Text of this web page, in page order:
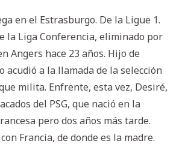
en el Estrasburgo. De la Ligue 1.
la Liga Conferencia, eliminado por
Angers hace 23 años. Hijo de
acudió a la llamada de la selección
milita. Enfrente, esta vez, Desiré,
del PSG, que nació en la
pero dos años más tarde.
Francia, de donde es la madre.